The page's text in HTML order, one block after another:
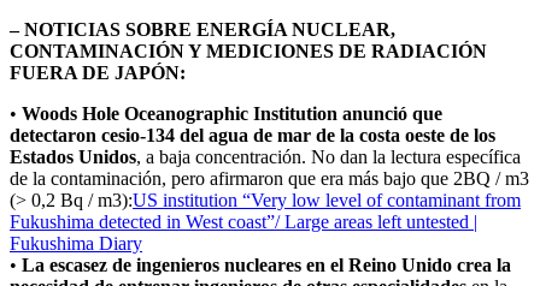
– NOTICIAS SOBRE ENERGÍA NUCLEAR,
CONTAMINACIÓN Y MEDICIONES DE RADIACIÓN
FUERA DE JAPÓN:
• Woods Hole Oceanographic Institution anunció que
detectaron cesio-134 del agua de mar de la costa oeste de los
Estados Unidos, a baja concentración. No dan la lectura específica
de la contaminación, pero afirmaron que era más bajo que 2BQ / m3
(> 0,2 Bq / m3):US institution “Very low level of contaminant from
Fukushima detected in West coast”/ Large areas left untested |
Fukushima Diary
• La escasez de ingenieros nucleares en el Reino Unido crea la